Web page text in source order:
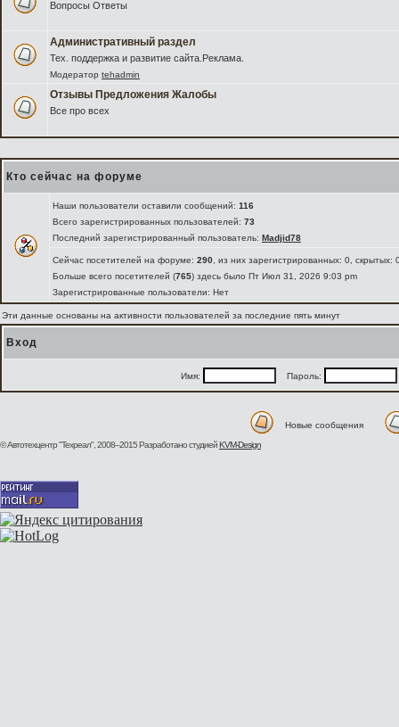
Вопросы Ответы
Административный раздел
Тех. поддержка и развитие сайта.Реклама.
Модератор tehadmin
Отзывы Предложения Жалобы
Все про всех
Кто сейчас на форуме
Наши пользователи оставили сообщений: 116
Всего зарегистрированных пользователей: 73
Последний зарегистрированный пользователь: Madjid78
Сейчас посетителей на форуме: 290 , из них зарегистрированных: 0,
Больше всего посетителей (765) здесь было Пт Июл 31, 2026 9:03 pm
Зарегистрированные пользователи: Нет
Эти данные основаны на активности пользователей за последние пять минут
Вход
Имя: Пароль:
Новые сообщения
© Автотехцентр "Техреал", 2008–2015Разработано студиейKVM-Design